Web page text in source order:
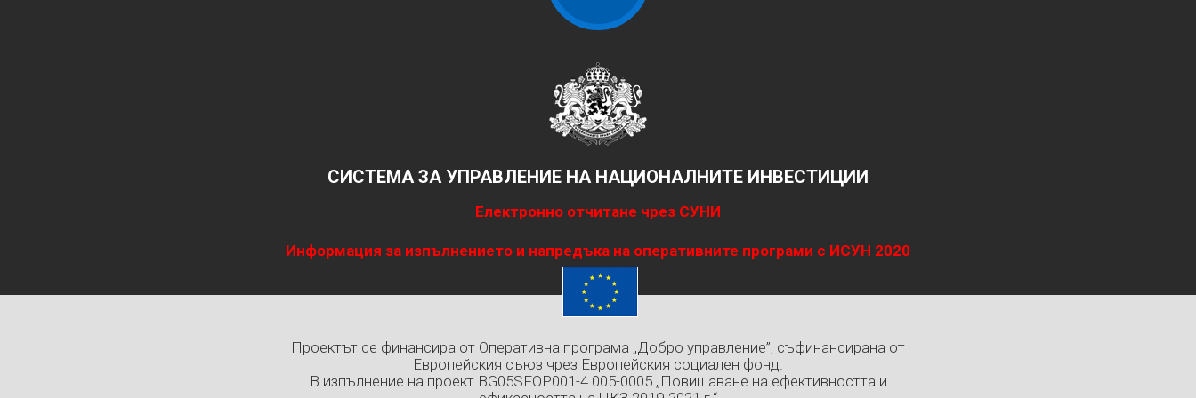
СИСТЕМА ЗА УПРАВЛЕНИЕ НА НАЦИОНАЛНИТЕ ИНВЕСТИЦИИ
Електронно отчитане чрез СУНИ
Информация за изпълнението и напредъка на оперативните програми с ИСУН 2020
Проектът се финансира от Оперативна програма „Добро управление”, съфинансирана от
Европейския съюз чрез Европейския социален фонд.
В изпълнение на проект BG05SFOP001-4.005-0005 „Повишаване на ефективността и